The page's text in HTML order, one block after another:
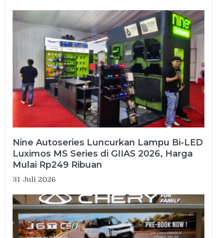
Nine Autoseries Luncurkan Lampu Bi-LED
Luximos MS Series di GIIAS 2026, Harga
Mulai Rp249 Ribuan
31 Juli 2026